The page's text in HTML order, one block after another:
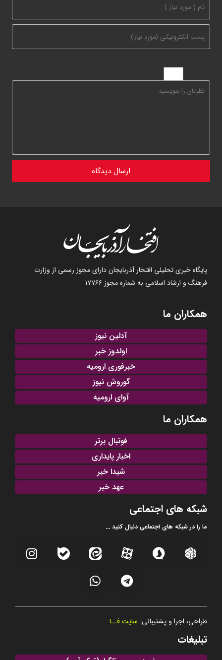
پایگاه خبری تحلیلی افتخار آذربایجان دارای مجوز رسمی از وزارت
فرهنگ و ارشاد اسلامی به شماره مجوز ۱۷۷۶۶
همکاران ما
آدلین نیوز
اولدوز خبر
خبرفوری ارومیه
گوروش نیوز
آوای ارومیه
همکاران ما
فوتبال برتر
اخبار پایداری
شیدا خبر
عهد خبر
شبکه های اجتماعی
ما را در شبکه های اجتماعی دنبال کنید ...
طراحی، اجرا و پشتیبانی: سایت فــا
تبلیغات